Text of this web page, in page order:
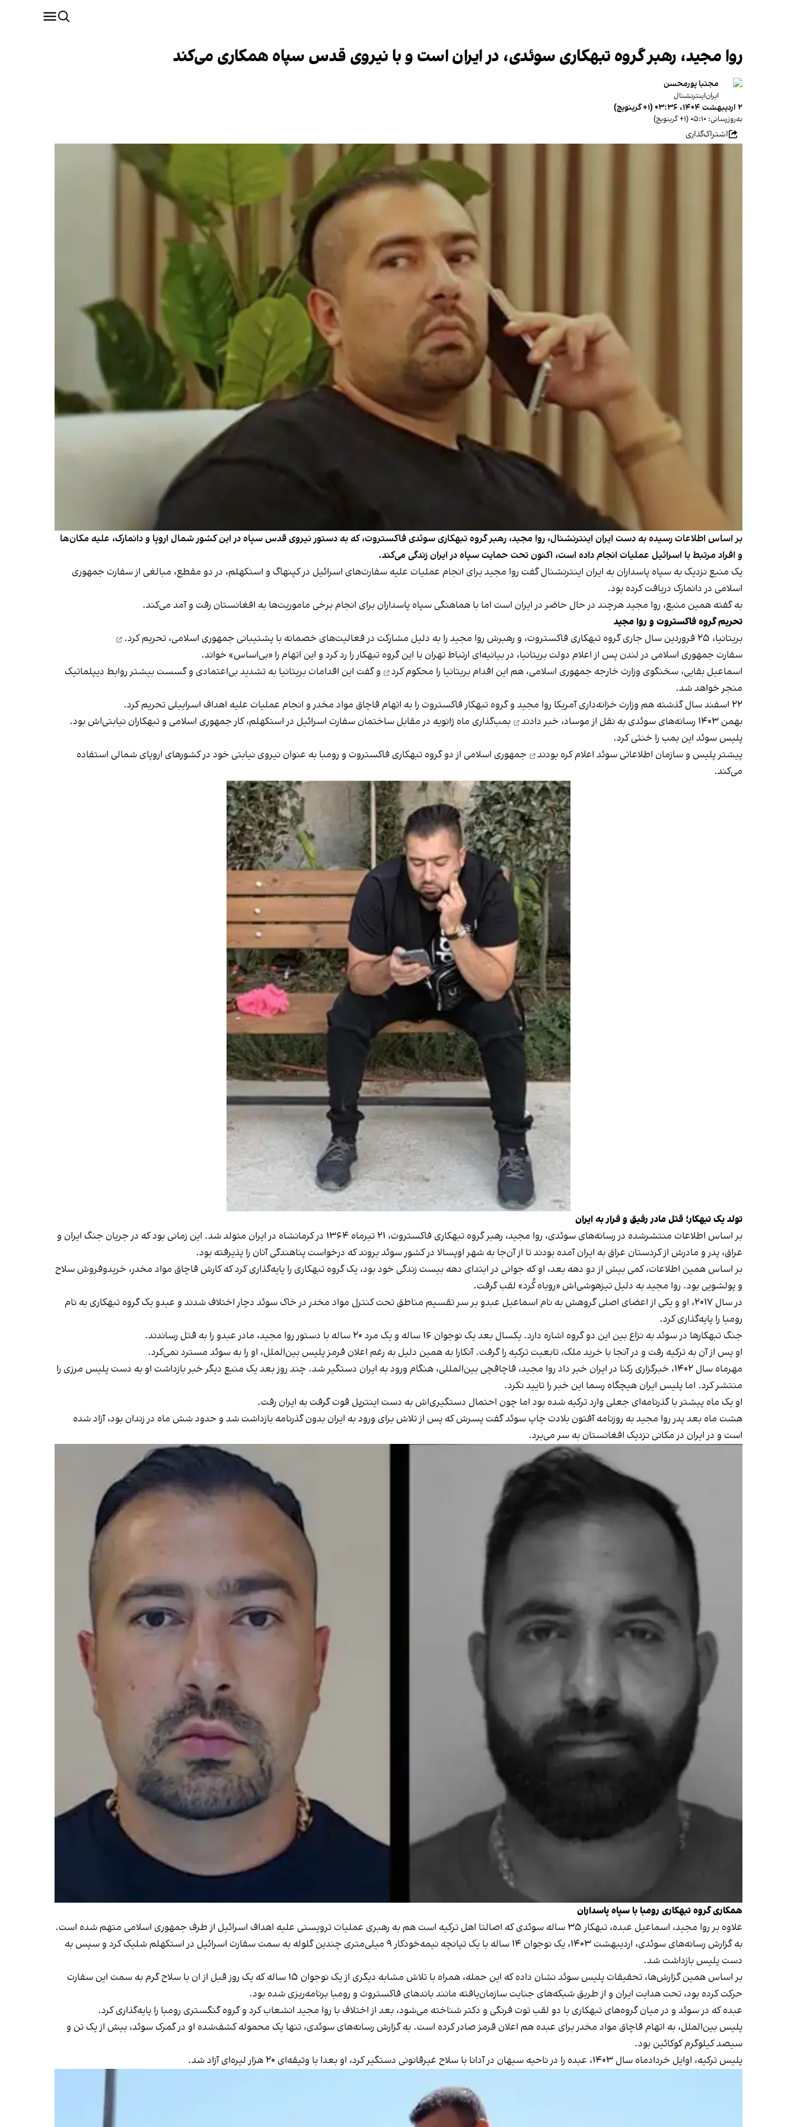
روا مجید، رهبر گروه تبهکاری سوئدی، در ایران است و با نیروی قدس سپاه همکاری می‌کند
مجتبا پورمحسن
ایران‌اینترنشنال
۲ اردیبهشت ۱۴۰۴، ۰۳:۳۶ (‎+۱ گرینویچ)
به‌روزرسانی: ۰۵:۱۰ (‎+۱ گرینویچ)
اشتراک‌گذاری
بر اساس اطلاعات رسیده به دست ایران اینترنشنال، روا مجید، رهبر گروه تبهکاری سوئدی فاکستروت، که به دستور نیروی قدس سپاه در این کشور شمال اروپا و دانمارک، علیه مکان‌ها
و افراد مرتبط با اسرائیل عملیات انجام داده است، اکنون تحت حمایت سپاه در ایران زندگی می‌کند.
یک منبع نزدیک به سپاه پاسداران به ایران اینترنشنال گفت روا مجید برای انجام عملیات علیه سفارت‌های اسرائیل در کپنهاگ و استکهلم، در دو مقطع، مبالغی از سفارت جمهوری
اسلامی در دانمارک دریافت کرده بود.
به گفته همین منبع، روا مجید هرچند در حال حاضر در ایران است اما با هماهنگی سپاه پاسداران برای انجام برخی ماموریت‌ها به افغانستان رفت و آمد می‌کند.
تحریم گروه فاکستروت و روا مجید
بریتانیا، ۲۵ فروردین سال جاری گروه تبهکاری فاکستروت، و رهبرش روا مجید را به دلیل مشارکت در فعالیت‌های خصمانه با پشتیبانی جمهوری اسلامی،
تحریم کرد.
سفارت جمهوری اسلامی در لندن پس از اعلام دولت بریتانیا، در بیانیه‌ای ارتباط تهران با این گروه تبهکار را رد کرد و این اتهام را «بی‌اساس» خواند.
اسماعیل بقایی، سخنگوی وزارت خارجه جمهوری اسلامی، هم این اقدام بریتانیا را محکوم کرد
و گفت این اقدامات بریتانیا به تشدید بی‌اعتمادی و گسست بیشتر روابط دیپلماتیک
منجر خواهد شد.
۲۲ اسفند سال گذشته هم وزارت خزانه‌داری آمریکا روا مجید و گروه تبهکار فاکستروت را به اتهام قاچاق مواد مخدر و انجام عملیات علیه اهداف اسراییلی تحریم کرد.
بهمن ۱۴۰۳ رسانه‌های سوئدی به نقل از موساد،
خبر دادند
بمب‌گذاری ماه ژانویه در مقابل ساختمان سفارت اسرائیل در استکهلم، کار جمهوری اسلامی و تبهکاران نیابتی‌اش بود.
پلیس سوئد این بمب را خنثی کرد.
پیشتر پلیس و سازمان اطلاعاتی سوئد اعلام کره بودند
جمهوری اسلامی از دو گروه تبهکاری فاکستروت و رومبا به عنوان نیروی نیابتی خود در کشورهای اروپای شمالی استفاده
می‌کند.
تولد یک تبهکار؛‌ قتل مادر رفیق و فرار به ایران
بر اساس اطلاعات منتشرشده دررسانه‌های سوئدی
، روا مجید، رهبر گروه تبهکاری فاکستروت، ۲۱ تیرماه ۱۳۶۴ در کرمانشاه در ایران متولد شد. این زمانی بود که در جریان جنگ ایران و
عراق، پدر و مادرش از کردستان عراق به ایران آمده بودند تا از آن‌جا به شهر اوپسالا در کشور سوئد بروند که درخواست پناهندگی آنان را پذیرفته بود.
بر اساس همین اطلاعات، کمی بیش از دو دهه بعد، او که جوانی در ابتدای دهه بیست زندگی خود بود، یک گروه تبهکاری را پایه‌گذاری کرد که کارش قاچاق مواد مخدر، خریدوفروش سلاح
و پولشویی بود. روا مجید به دلیل تیزهوشی‌اش «روباه کُرد» لقب گرفت.
در سال ۲۰۱۷، او و یکی از اعضای اصلی گروهش به نام اسماعیل عبدو بر سر تقسیم مناطق تحت کنترل مواد مخدر در خاک سوئد دچار اختلاف شدند و عبدو یک گروه تبهکاری به نام
رومبا را پایه‌گذاری کرد.
جنگ تبهکارها در سوئد به نزاع بین این دو گروه اشاره دارد. یکسال بعد یک نوجوان ۱۶ ساله و یک مرد ۲۰ ساله با دستور روا مجید، مادر عبدو را به قتل رساندند.
او پس از آن به ترکیه رفت و در آنجا با خرید ملک، تابعیت ترکیه را گرفت. آنکارا به همین دلیل به رغم اعلان قرمز پلیس بین‌الملل، او را به سوئد مسترد نمی‌کرد.
مهرماه سال ۱۴۰۲، خبرگزاری رکنا در ایران خبر داد روا مجید، قاچاقچی بین‌المللی، هنگام ورود به ایران دستگیر شد. چند روز بعد یک منبع دیگر خبر بازداشت او به دست پلیس مرزی را
منتشر کرد. اما پلیس ایران هیچگاه رسما این خبر را تایید نکرد.
او یک ماه پیشتر با گذرنامه‌ای جعلی وارد ترکیه شده بود اما چون احتمال دستگیری‌اش به دست اینترپل قوت گرفت به ایران رفت.
هشت ماه بعد پدر روا مجید به روزنامه آفتون بلادت چاپ سوئد گفت پسرش که پس از تلاش برای ورود به ایران بدون گذرنامه بازداشت شد و حدود شش ماه در زندان بود، آزاد شده‌
است و در ایران در مکانی نزدیک افغانستان به‌ سر می‌برد.
همکاری گروه تبهکاری رومبا با سپاه پاسداران
علاوه بر روا مجید، اسماعیل عبده، تبهکار ۳۵ ساله سوئدی که اصالتا اهل ترکیه است هم به رهبری عملیات ترویستی علیه اهداف اسرائیل از طرف جمهوری اسلامی
متهم شده است.
به گزارش رسانه‌های سوئدی، اردیبهشت ۱۴۰۳، یک نوجوان ۱۴ ساله با یک تپانچه نیمه‌خودکار ۹ میلی‌متری چندین گلوله به سمت سفارت اسرائیل در استکهلم شلیک کرد و سپس به
دست پلیس بازداشت شد.
بر اساس همین گزارش‌ها
، تحقیقات پلیس سوئد نشان داده که این حمله، همراه با تلاش مشابه دیگری از یک نوجوان ۱۵ ساله که یک روز قبل از ان با سلاح گرم به سمت این سفارت
حرکت کرده بود، تحت هدایت ایران و از طریق شبکه‌های جنایت سازمان‌یافته مانند باندهای فاکستروت و رومبا برنامه‌ریزی شده بود.​
عبده که در سوئد و در میان گروه‌های تبهکاری با دو لقب توت فرنگی و دکتر شناخته می‌شود، بعد از اختلاف با روا مجید انشعاب کرد و گروه گنگستری رومبا را پایه‌گذاری کرد.
پلیس بین‌الملل، به اتهام قاچاق مواد مخدر برای عبده هم اعلان قرمز صادر کرده است. به گزارش رسانه‌های سوئدی، تنها یک محموله کشف‌شده او در گمرک سوئد، بیش از یک تن و
سیصد کیلوگرم کوکائین بود.
پلیس ترکیه، اوایل خردادماه سال ۱۴۰۳، عبده را در ناحیه سیهان در آدانا با سلاح غیرقانونی دستگیر کرد، او بعدا با وثیقه‌ای ۲۰ هزار لیره‌ای آزاد شد.